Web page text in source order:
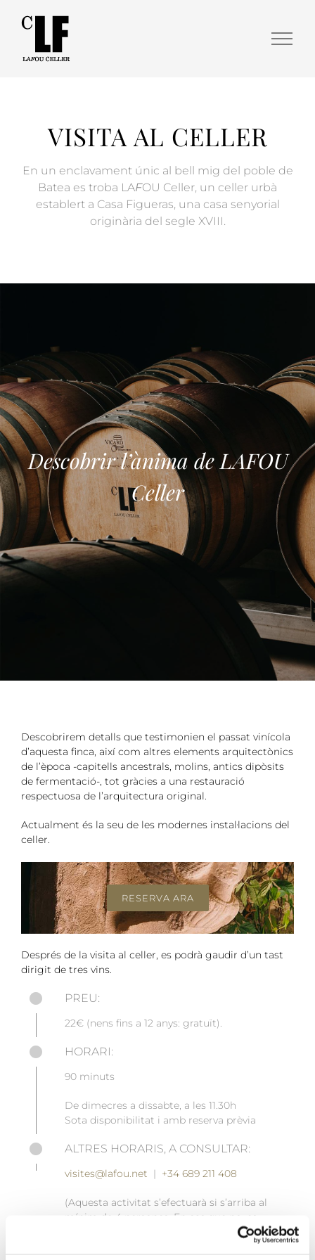
VISITA AL CELLER
En un enclavament únic al bell mig del poble de
Batea es troba LAFOU Celler, un celler urbà
establert a Casa Figueras, una casa senyorial
originària del segle XVIII.
Descobrir l’ànima de LAFOU
Celler
Descobrirem detalls que testimonien el passat vinícola
d’aquesta finca, així com altres elements arquitectònics
de l’època -capitells ancestrals, molins, antics dipòsits
de fermentació-, tot gràcies a una restauració
respectuosa de l’arquitectura original.
Actualment és la seu de les modernes instal·lacions del
celler.
RESERVA ARA
Després de la visita al celler, es podrà gaudir d’un tast
dirigit de tres vins.
PREU:
22€ (nens fins a 12 anys: gratuït).
HORARI:
90 minuts
De dimecres a dissabte, a les 11.30h
Sota disponibilitat i amb reserva prèvia
ALTRES HORARIS, A CONSULTAR:
visites@lafou.net | +34 689 211 408
(Aquesta activitat s’efectuarà si s’arriba al
mínim de 4 persones. En cas que no, es